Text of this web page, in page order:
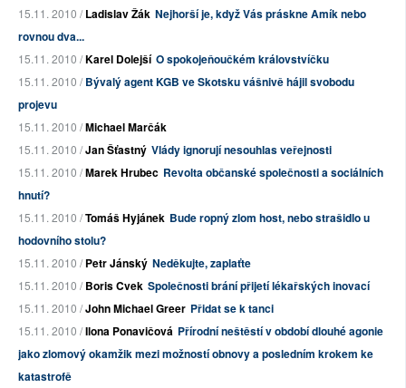
15.11. 2010 /Ladislav Žák Nejhorší je, když Vás práskne Amík nebo
rovnou dva...
15.11. 2010 /Karel Dolejší O spokojeňoučkém královstvíčku
15.11. 2010 /Bývalý agent KGB ve Skotsku vášnivě hájil svobodu
projevu
15.11. 2010 /Michael Marčák
15.11. 2010 /Jan Šťastný Vlády ignorují nesouhlas veřejnosti
15.11. 2010 /Marek Hrubec Revolta občanské společnosti a sociálních
hnutí?
15.11. 2010 /Tomáš Hyjánek Bude ropný zlom host, nebo strašidlo u
hodovního stolu?
15.11. 2010 /Petr Jánský Neděkujte, zaplaťte
15.11. 2010 /Boris Cvek Společnosti brání přijetí lékařských inovací
15.11. 2010 /John Michael Greer Přidat se k tanci
15.11. 2010 /Ilona Ponavičová Přírodní neštěstí v období dlouhé agonie
jako zlomový okamžik mezi možností obnovy a posledním krokem ke
katastrofě